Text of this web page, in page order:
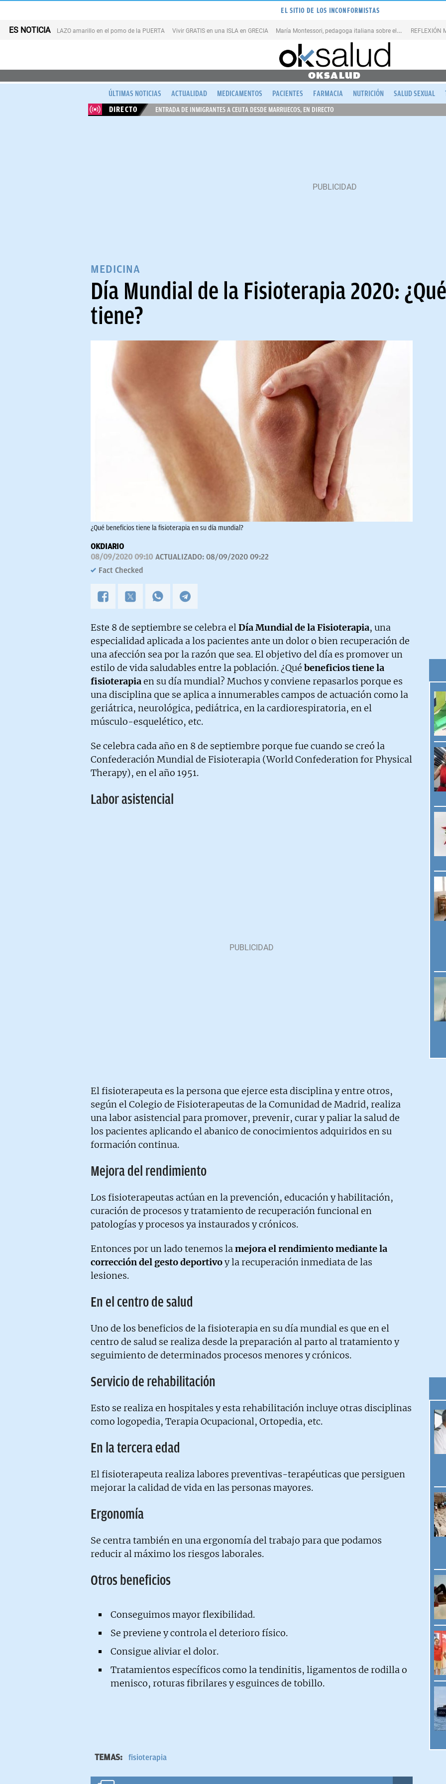
EL SITIO DE LOS INCONFORMISTAS
ES NOTICIA LAZO amarillo en el pomo de la PUERTA Vivir GRATIS en una ISLA en GRECIA M
aría Montessori, pedagoga italiana sobre el ERROR REFLEXIÓN
OKSALUD
ÚLTIMAS NOTICIAS ACTUALIDAD MEDICAMENTOS PACIENTES FARMACIA NUTRICIÓN SALUD SEXUAL
DIRECTO
ENTRADA DE INMIGRANTES A CEUTA DESDE MARRUECOS, EN DIRECTO
MEDICINA
Día Mundial de la Fisioterapia 2020:
tiene?
¿Qué beneficios tiene la fisioterapia en su día mundial?
OKDIARIO
08/09/2020 09:10 ACTUALIZADO: 08/09/2020 09:22
Fact Checked
Este 8 de septiembre se celebra elDía Mundial de la Fisioterapia, una
especialidad aplicada a los pacientes ante un dolor o bien recuperación de
una afección sea por la razón que sea. El objetivo del día es promover un
estilo de vida saludables entre la población. ¿Qué beneficios tiene la
fisioterapiaen su día mundial? Muchos y conviene repasarlos porque es
una disciplina que se aplica a innumerables campos de actuación como la
geriátrica, neurológica, pediátrica, en la cardiorespiratoria, en el
músculo-esquelético, etc.
Se celebra cada año en 8 de septiembre porque fue cuando se creó la
Confederación Mundial de Fisioterapia (World Confederation for Physical
Therapy), en el año 1951.
Labor asistencial
El fisioterapeuta es la persona que ejerce esta disciplina y entre otros,
según el Colegio de Fisioterapeutas de la Comunidad de Madrid, realiza
una labor asistencial para promover, prevenir, curar y paliar la salud de
los pacientes aplicando el abanico de conocimientos adquiridos en su
formación continua.
Mejora del rendimiento
Los fisioterapeutas actúan en la prevención, educación y habilitación,
curación de procesos y tratamiento de recuperación funcional en
patologías y procesos ya instaurados y crónicos.
Entonces por un lado tenemos lamejora el rendimiento mediante la
corrección del gesto deportivoy la recuperación inmediata de las
lesiones.
En el centro de salud
Uno de los beneficios de la fisioterapia en su día mundial es que en el
centro de salud se realiza desde la preparación al parto al tratamiento y
seguimiento de determinados procesos menores y crónicos.
Servicio de rehabilitación
Esto se realiza en hospitales y esta rehabilitación incluye otras disciplinas
como logopedia, Terapia Ocupacional, Ortopedia, etc.
En la tercera edad
El fisioterapeuta realiza labores preventivas-terapéuticas que persiguen
mejorar la calidad de vida en las personas mayores.
Ergonomía
Se centra también en una ergonomía del trabajo para que podamos
reducir al máximo los riesgos laborales.
Otros beneficios
Conseguimos mayor flexibilidad.
Se previene y controla el deterioro físico.
Consigue aliviar el dolor.
Tratamientos específicos como la tendinitis, ligamentos de rodilla o
menisco, roturas fibrilares y esguinces de tobillo.
TEMAS: fisioterapia